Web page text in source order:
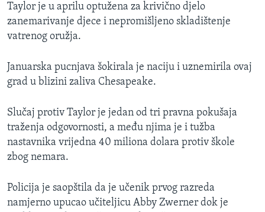
Taylor je u aprilu optužena za krivično djelo
zanemarivanje djece i nepromišljeno skladištenje
vatrenog oružja.
Januarska pucnjava šokirala je naciju i uznemirila ovaj
grad u blizini zaliva Chesapeake.
Slučaj protiv Taylor je jedan od tri pravna pokušaja
traženja odgovornosti, a među njima je i tužba
nastavnika vrijedna 40 miliona dolara protiv škole
zbog nemara.
Policija je saopštila da je učenik prvog razreda
namjerno upucao učiteljicu Abby Zwerner dok je